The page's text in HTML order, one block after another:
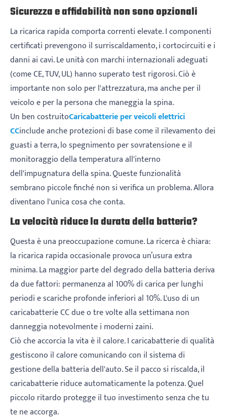
Sicurezza e affidabilità non sono opzionali
La ricarica rapida comporta correnti elevate. I componenti
certificati prevengono il surriscaldamento, i cortocircuiti e i
danni ai cavi. Le unità con marchi internazionali adeguati
(come CE, TUV, UL) hanno superato test rigorosi. Ciò è
importante non solo per l'attrezzatura, ma anche per il
veicolo e per la persona che maneggia la spina.
Un ben costruitoCaricabatterie per veicoli elettrici
CCinclude anche protezioni di base come il rilevamento dei
guasti a terra, lo spegnimento per sovratensione e il
monitoraggio della temperatura all'interno
dell'impugnatura della spina. Queste funzionalità
sembrano piccole finché non si verifica un problema. Allora
diventano l'unica cosa che conta.
La velocità riduce la durata della batteria?
Questa è una preoccupazione comune. La ricerca è chiara:
la ricarica rapida occasionale provoca un’usura extra
minima. La maggior parte del degrado della batteria deriva
da due fattori: permanenza al 100% di carica per lunghi
periodi e scariche profonde inferiori al 10%. L'uso di un
caricabatterie CC due o tre volte alla settimana non
danneggia notevolmente i moderni zaini.
Ciò che accorcia la vita è il calore. I caricabatterie di qualità
gestiscono il calore comunicando con il sistema di
gestione della batteria dell'auto. Se il pacco si riscalda, il
caricabatterie riduce automaticamente la potenza. Quel
piccolo ritardo protegge il tuo investimento senza che tu
te ne accorga.